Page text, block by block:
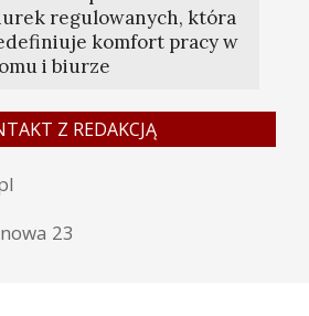
regulowanych, która
komfort pracy w
i biurze
Z REDAKCJĄ
23